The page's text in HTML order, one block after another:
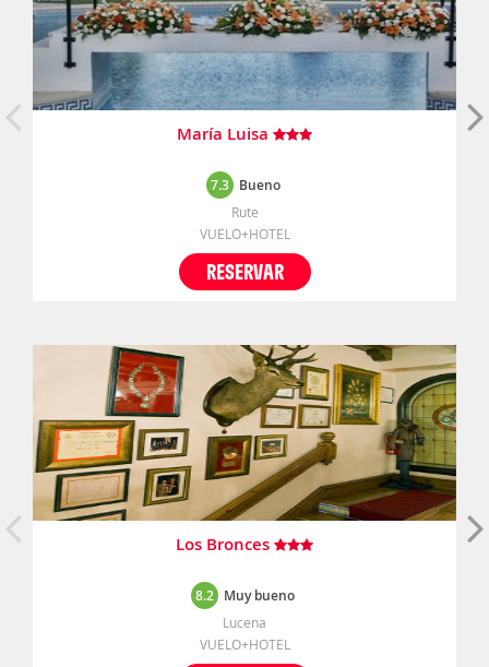
María Luisa
7.3 Bueno
Rute
VUELO+HOTEL
RESERVAR
Los Bronces
8.2 Muy bueno
Lucena
VUELO+HOTEL